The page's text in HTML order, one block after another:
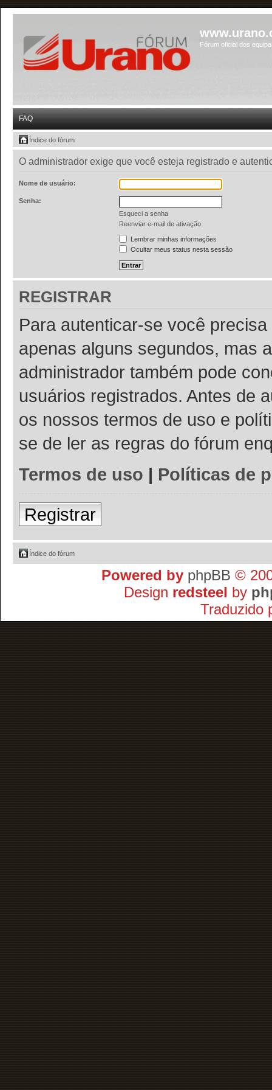
Fórum oficial dos
FAQ
Índice do fórum
O administrador exige que você esteja registrado e
Nome de usuário:
Senha:
Esqueci a senha
Reenviar e-mail de ativação
Lembrar minhas informações
Ocultar meus status nesta sessão
REGISTRAR
Para autenticar-se você
apenas alguns segundos, mas
administrador também pode
usuários registrados. Antes de
os nossos termos de uso e
se de ler as regras do fórum
Termos de uso | Políticas de
Registrar
Índice do fórum
Powered by phpBB ©
Design redsteel by
Traduzido